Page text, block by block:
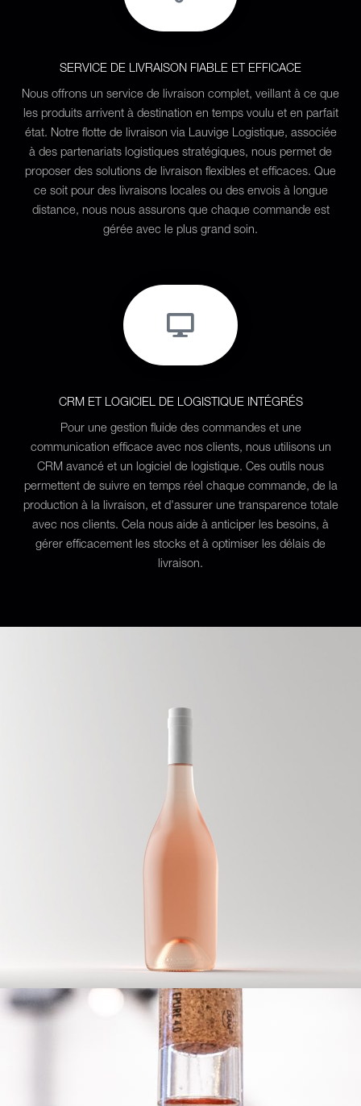
SERVICE DE LIVRAISON FIABLE ET EFFICACE
Nous offrons un service de livraison complet, veillant à ce que
les produits arrivent à destination en temps voulu et en parfait
état. Notre flotte de livraison via Lauvige Logistique, associée
à des partenariats logistiques stratégiques, nous permet de
proposer des solutions de livraison flexibles et efficaces. Que
ce soit pour des livraisons locales ou des envois à longue
distance, nous nous assurons que chaque commande est
gérée avec le plus grand soin.
CRM ET LOGICIEL DE LOGISTIQUE INTÉGRÉS
Pour une gestion fluide des commandes et une
communication efficace avec nos clients, nous utilisons un
CRM avancé et un logiciel de logistique. Ces outils nous
permettent de suivre en temps réel chaque commande, de la
production à la livraison, et d'assurer une transparence totale
avec nos clients. Cela nous aide à anticiper les besoins, à
gérer efficacement les stocks et à optimiser les délais de
livraison.